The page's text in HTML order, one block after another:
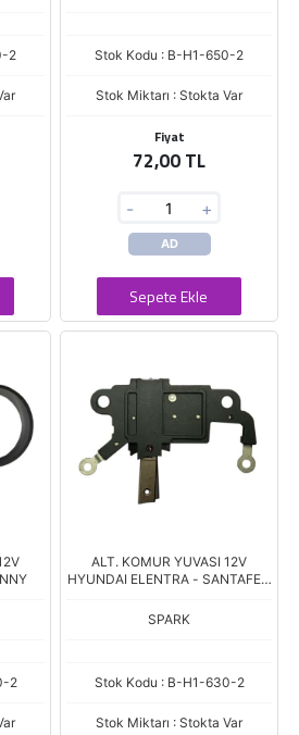
2 Stok Kodu : B-H1-650-2
Stok Miktarı : Stokta Var
Fiyat
72,00 TL
- +
AD
Sepete Ekle
2
ALT. KOMUR YUVASI 12V
HYUNDAI ELENTRA - SANTAFE -
SPORTAGE - SORENTO 2.0 CRDI
SPARK
Stok Kodu : B-H1-630-2
Stok Miktarı : Stokta Var